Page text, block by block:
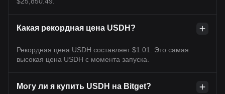
Какая рекордная цена USDH?
Рекордная цена USDH составляет $1.01. Это самая
высокая цена USDH с момента запуска.
Могу ли я купить USDH на Bitget?